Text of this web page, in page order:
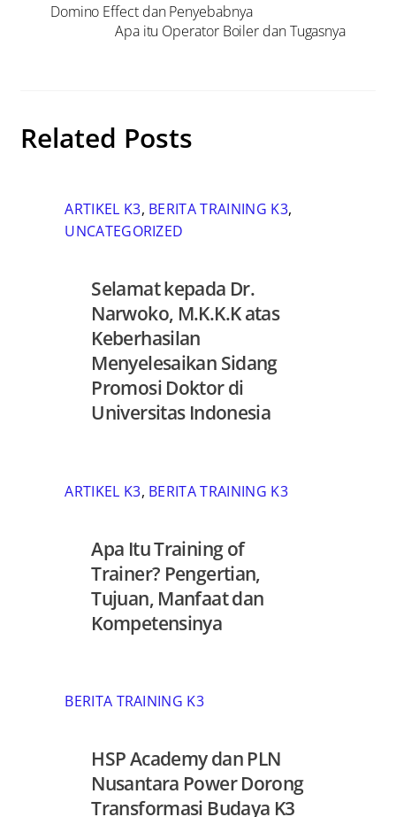
Domino Effect dan Penyebabnya
Apa itu Operator Boiler dan Tugasnya
Related Posts
ARTIKEL K3, BERITA TRAINING K3,
UNCATEGORIZED
Selamat kepada Dr.
Narwoko, M.K.K.K atas
Keberhasilan
Menyelesaikan Sidang
Promosi Doktor di
Universitas Indonesia
ARTIKEL K3, BERITA TRAINING K3
Apa Itu Training of
Trainer? Pengertian,
Tujuan, Manfaat dan
Kompetensinya
BERITA TRAINING K3
HSP Academy dan PLN
Nusantara Power Dorong
Transformasi Budaya K3